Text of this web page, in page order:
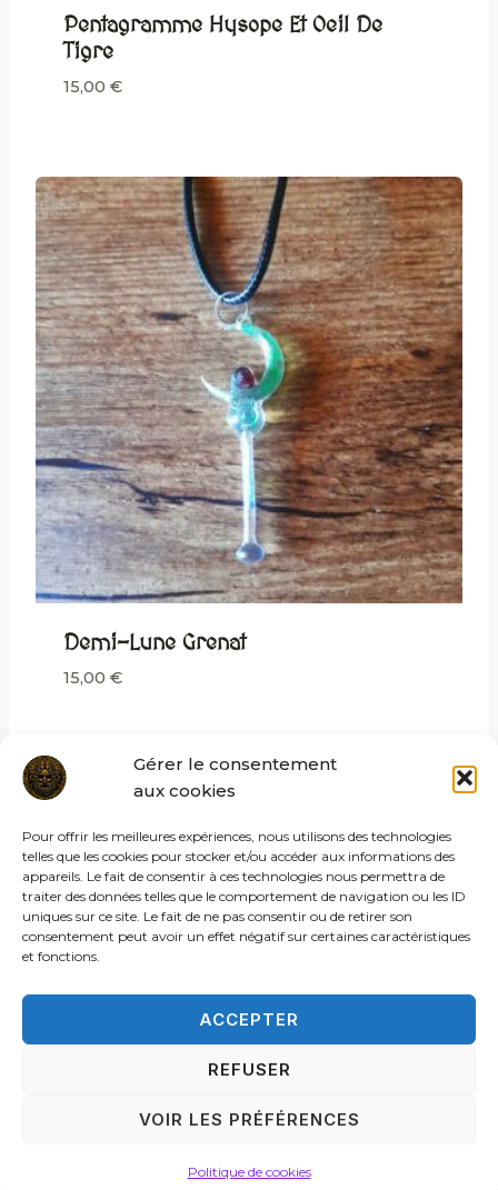
Gérer le consentement
aux cookies
Pour offrir les meilleures expériences, nous utilisons des technologies
telles que les cookies pour stocker et/ou accéder aux informations des
appareils. Le fait de consentir à ces technologies nous permettra de
traiter des données telles que le comportement de navigation ou les ID
uniques sur ce site. Le fait de ne pas consentir ou de retirer son
consentement peut avoir un effet négatif sur certaines caractéristiques
et fonctions.
ACCEPTER
REFUSER
VOIR LES PRÉFÉRENCES
Politique de cookies
Pentagramme Hysope Et Oeil De
Tigre
15,00 €
Demi-Lune Grenat
15,00 €
© 2026 Les rites de la sybille
ACCUEIL C.G.V.
MENTIONS LÉGALES
POLITIQUE DE CONFIDENTIALITÉ